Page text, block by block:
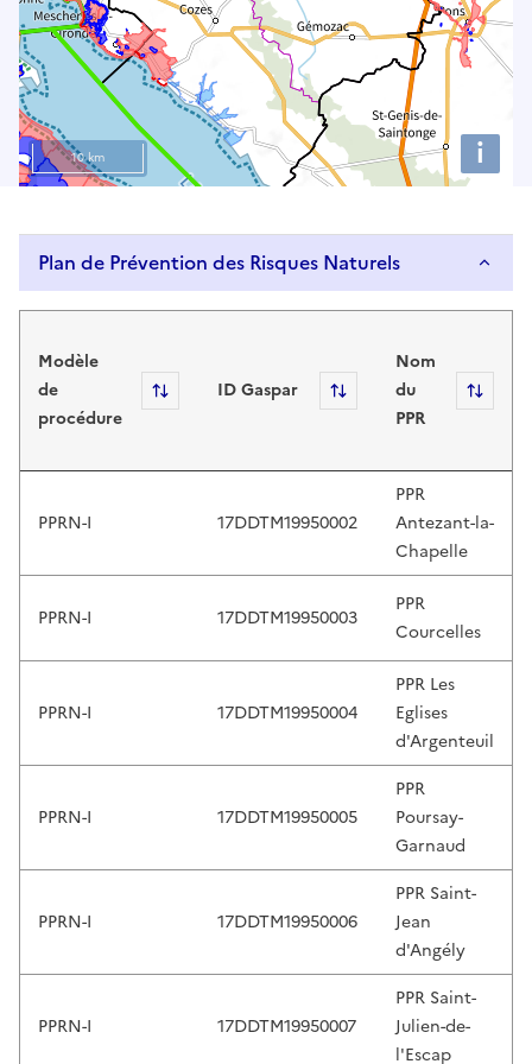
e
u
s
e
u
p
a
d
o
o
o
v
e
r
i
10 km
Plan de Prévention des Risques Naturels
Modèle
de
procédure
ID Gaspar
Nom
du
PPR
PPRN-I 17DDTM19950002
PPR
Antezant-la-
Chapelle
PPRN-I 17DDTM19950003
PPR
Courcelles
PPRN-I 17DDTM19950004
PPR Les
Eglises
d'Argenteuil
PPRN-I 17DDTM19950005
PPR
Poursay-
Garnaud
PPRN-I 17DDTM19950006
PPR Saint-
Jean
d'Angély
PPRN-I 17DDTM19950007
PPR Saint-
Julien-de-
l'Escap